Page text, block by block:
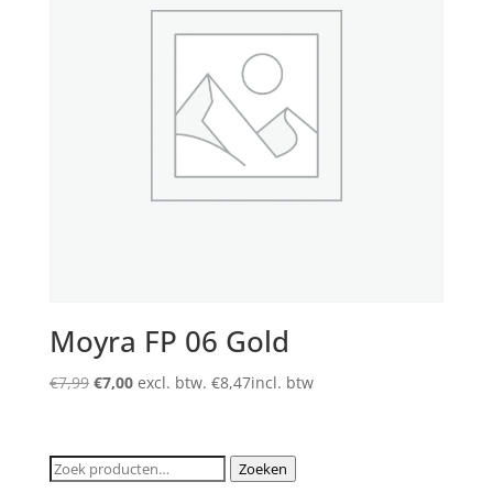
Moyra FP 06 Gold
€7,99 Oorspronkelijke
€7,99.
€7,00Huidige
€7,00.
excl. btw. €8,47incl. btw
Zoeken
Zoeken